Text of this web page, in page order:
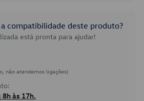
compatibilidade deste produto?
está pronta para ajudar!
não atendemos ligações)
às 17h.